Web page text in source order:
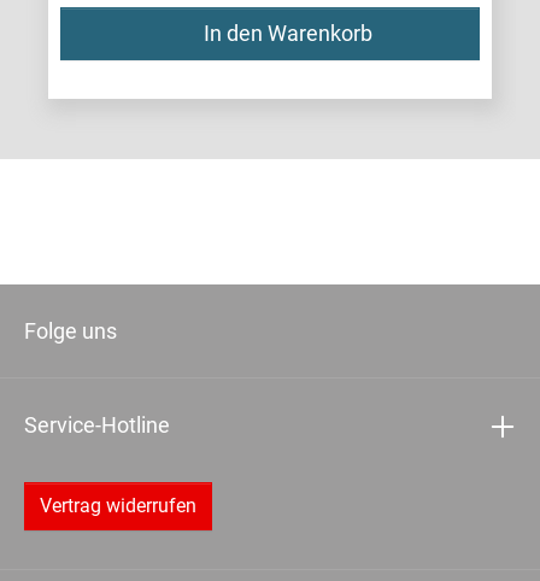
Batterielebensdauer Größe und Gewicht: 80 x 145 x 36
In den Warenkorb
Service-Hotline
Vertrag widerrufen
Folge uns